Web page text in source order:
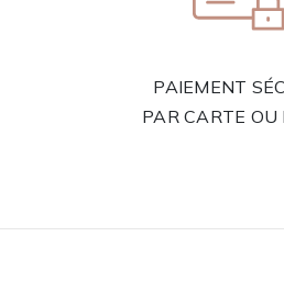
PAIEMENT
PAR CARTE OU